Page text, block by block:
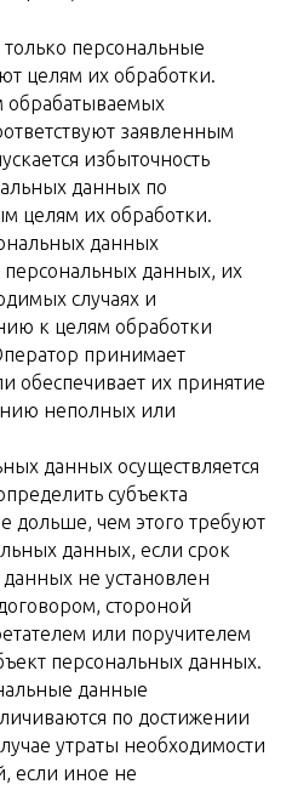
персональные
целям их обработки.
обрабатываемых
заявленным
избыточность
данных по
целям их обработки.
данных
персональных данных, их
случаях и
к целям обработки
принимает
их принятие
неполных или
данных осуществляется
субъекта
дольше, чем этого требуют
данных, если срок
не установлен
стороной
или поручителем
персональных данных.
данные
по достижении
утраты необходимости
если иное не